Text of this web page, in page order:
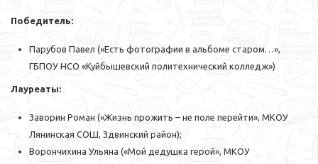
Победитель:
Парубов Павел («Есть фотографии в альбоме старом…»,
ГБПОУ НСО «Куйбышевский политехнический колледж»)
Лауреаты:
Заворин Роман («Жизнь прожить – не поле перейти», МКОУ
Лянинская СОШ, Здвинский район);
Ворончихина Ульяна («Мой дедушка герой», МКОУ